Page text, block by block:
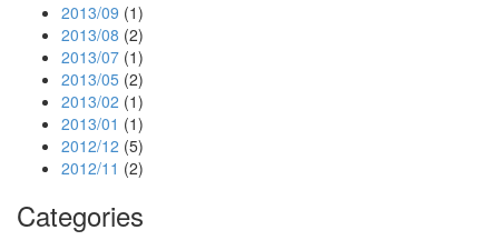
2013/09 (1)
2013/08 (2)
2013/07 (1)
2013/05 (2)
2013/02 (1)
2013/01 (1)
2012/12 (5)
2012/11 (2)
Categories